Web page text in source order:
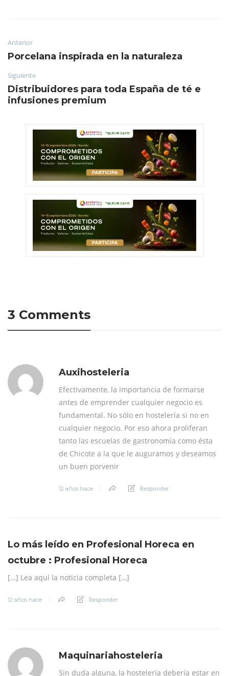
Anterior
Porcelana inspirada en la naturaleza
Siguiente
Distribuidores para toda España de té e
infusiones premium
3 Comments
Auxihosteleria
Efectivamente, la importancia de formarse
antes de emprender cualquier negocio es
fundamental. No sólo en hostelería si no en
cualquier negocio. Por eso ahora proliferan
tanto las escuelas de gastronomía como ésta
de Chicote a la que le auguramos y deseamos
un buen porvenir
12 años hace Responder
Lo más leído en Profesional Horeca en
octubre : Profesional Horeca
[…] Lea aquí la noticia completa […]
12 años hace Responder
Maquinariahosteleria
Sin duda alguna, la hostelería debería estar en